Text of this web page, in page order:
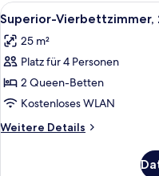
Alle
Fotos
für
Superior-
Vierbettzimmer,
2 Queen-
Betten
anzeigen
8
Superior-
25 m²
Platz für 4 Personen
2 Queen-Betten
Kostenloses WLAN
Weitere Details
Weitere